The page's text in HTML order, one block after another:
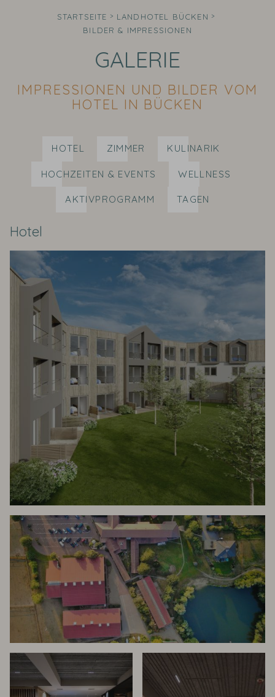
STARTSEITE
LANDHOTEL BÜCKEN
BILDER & IMPRESSIONEN
GALERIE
IMPRESSIONEN UND BILDER VOM
HOTEL IN BÜCKEN
HOTEL ZIMMER KULINARIK
HOCHZEITEN & EVENTS WELLNESS
AKTIVPROGRAMM TAGEN
Hotel